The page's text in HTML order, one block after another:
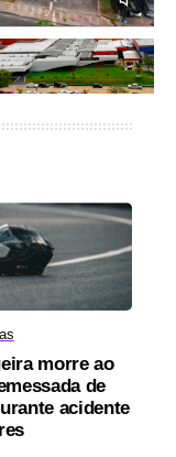
morre ao
de
acidente